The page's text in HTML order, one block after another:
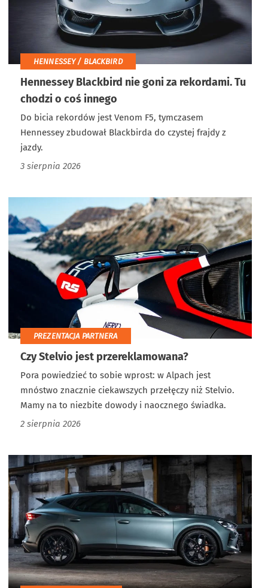
HENNESSEY / BLACKBIRD
Hennessey Blackbird nie goni za rekordami. Tu
chodzi o coś innego
Do bicia rekordów jest Venom F5, tymczasem
Hennessey zbudował Blackbirda do czystej frajdy z
jazdy.
3 sierpnia 2026
PREZENTACJA PARTNERA
Czy Stelvio jest przereklamowana?
Pora powiedzieć to sobie wprost: w Alpach jest
mnóstwo znacznie ciekawszych przełęczy niż Stelvio.
Mamy na to niezbite dowody i naocznego świadka.
2 sierpnia 2026